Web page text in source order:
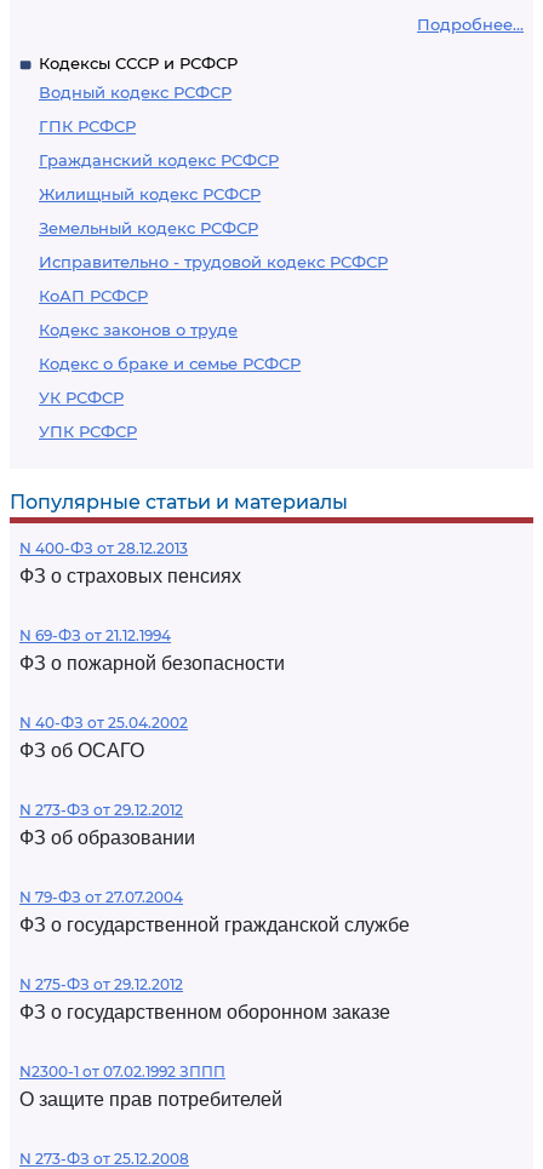
Подробнее...
Кодексы СССР и РСФСР
Водный кодекс РСФСР
ГПК РСФСР
Гражданский кодекс РСФСР
Жилищный кодекс РСФСР
Земельный кодекс РСФСР
Исправительно - трудовой кодекс РСФСР
КоАП РСФСР
Кодекс законов о труде
Кодекс о браке и семье РСФСР
УК РСФСР
УПК РСФСР
Популярные статьи и материалы
N 400-ФЗ от 28.12.2013
ФЗ о страховых пенсиях
N 69-ФЗ от 21.12.1994
ФЗ о пожарной безопасности
N 40-ФЗ от 25.04.2002
ФЗ об ОСАГО
N 273-ФЗ от 29.12.2012
ФЗ об образовании
N 79-ФЗ от 27.07.2004
ФЗ о государственной гражданской службе
N 275-ФЗ от 29.12.2012
ФЗ о государственном оборонном заказе
N2300-1 от 07.02.1992 ЗППП
О защите прав потребителей
N 273-ФЗ от 25.12.2008